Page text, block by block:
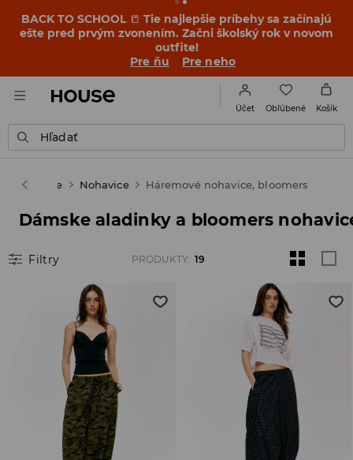
BACK TO SCHOOL 📒 Tie najlepšie príbehy sa začínajú
ešte pred prvým zvonením. Začni školský rok v novom
outfite!
Pre ňu
Pre neho
Účet Obľúbené Košík
Hľadať
Oblečenie Nohavice Háremové nohavice, bloomers
Dámske aladinky a bloomers
Filtry PRODUKTY: 19